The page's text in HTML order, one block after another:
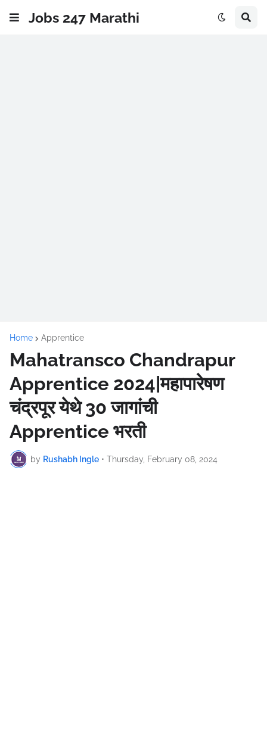
Jobs 247 Marathi
Home Apprentice
Mahatransco Chandrapur
Apprentice 2024|महापारेषण
चंद्रपूर येथे 30 जागांची
Apprentice भरती
by Rushabh Ingle • Thursday, February 08, 2024